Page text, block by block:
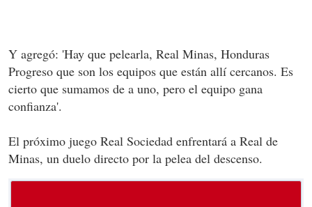
Y agregó: 'Hay que pelearla, Real Minas, Honduras
Progreso que son los equipos que están allí cercanos. Es
cierto que sumamos de a uno, pero el equipo gana
confianza'.
El próximo juego Real Sociedad enfrentará a Real de
Minas, un duelo directo por la pelea del descenso.